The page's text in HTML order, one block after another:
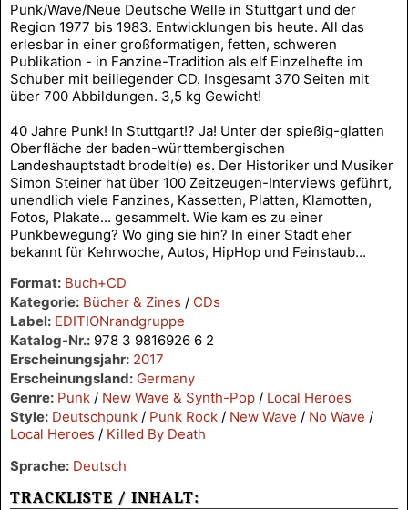
Punk/Wave/Neue Deutsche Welle in Stuttgart und der
Region 1977 bis 1983. Entwicklungen bis heute. All das
erlesbar in einer großformatigen, fetten, schweren
Publikation - in Fanzine-Tradition als elf Einzelhefte im
Schuber mit beiliegender CD. Insgesamt 370 Seiten mit
über 700 Abbildungen. 3,5 kg Gewicht!
40 Jahre Punk! In Stuttgart!? Ja! Unter der spießig-glatten
Oberfläche der baden-württembergischen
Landeshauptstadt brodelt(e) es. Der Historiker und Musiker
Simon Steiner hat über 100 Zeitzeugen-Interviews geführt,
unendlich viele Fanzines, Kassetten, Platten, Klamotten,
Fotos, Plakate... gesammelt. Wie kam es zu einer
Punkbewegung? Wo ging sie hin? In einer Stadt eher
bekannt für Kehrwoche, Autos, HipHop und Feinstaub...
Format: Buch+CD
Kategorie: Bücher & Zines / CDs
Label: EDITIONrandgruppe
Katalog-Nr.: 978 3 9816926 6 2
Erscheinungsjahr: 2017
Erscheinungsland: Germany
Genre: Punk / New Wave & Synth-Pop / Local Heroes
Style: Deutschpunk / Punk Rock / New Wave / No Wave /
Local Heroes / Killed By Death
Sprache: Deutsch
TRACKLISTE / INHALT: